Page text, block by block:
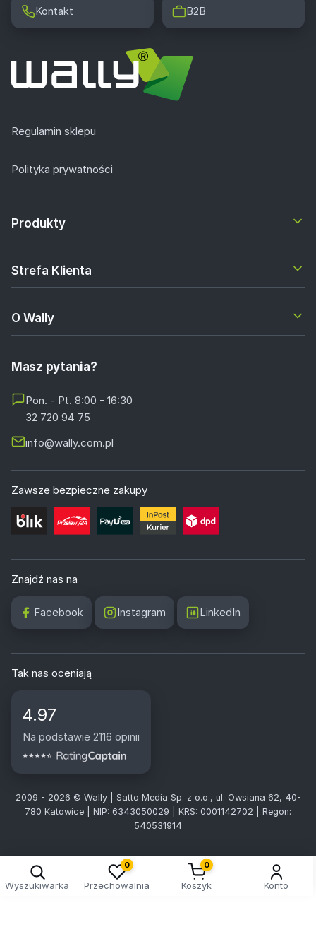
Kontakt B2B
Regulamin sklepu
Polityka prywatności
Produkty
Strefa Klienta
O Wally
Masz pytania?
Pon. - Pt. 8:00 - 16:30
32 720 94 75
info@wally.com.pl
Zawsze bezpieczne zakupy
Znajdź nas na
Facebook Instagram LinkedIn
Tak nas oceniają
4.97
Na podstawie 2116 opinii
2009 - 2026 © Wally | Satto Media Sp. z o.o., ul. Owsiana 62, 40-
780 Katowice | NIP: 6343050029 | KRS: 0001142702 | Regon:
540531914
Wyszukiwarka
0
Przechowalnia
0
Koszyk Konto